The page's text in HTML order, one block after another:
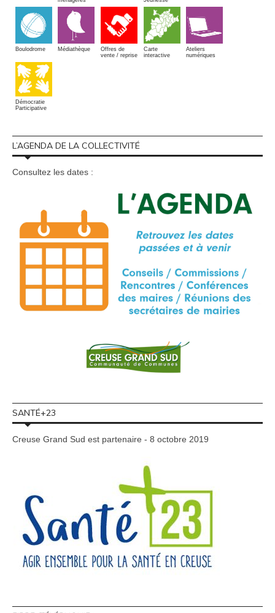
Boulodrome Médiathèque
Offres de
vente / reprise
Carte
interactive
Ateliers
numériques
Démocratie
Participative
L’AGENDA DE LA COLLECTIVITÉ
Consultez les dates :
SANTÉ+23
Creuse Grand Sud est partenaire - 8 octobre 2019